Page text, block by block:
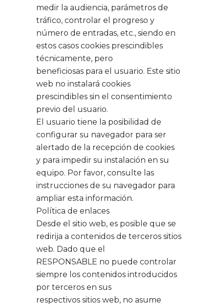
medir la audiencia, parámetros de
tráfico, controlar el progreso y
número de entradas, etc., siendo en
estos casos cookies prescindibles
técnicamente, pero
beneficiosas para el usuario. Este sitio
web no instalará cookies
prescindibles sin el consentimiento
previo del usuario.
El usuario tiene la posibilidad de
configurar su navegador para ser
alertado de la recepción de cookies
y para impedir su instalación en su
equipo. Por favor, consulte las
instrucciones de su navegador para
ampliar esta información.
Política de enlaces
Desde el sitio web, es posible que se
redirija a contenidos de terceros sitios
web. Dado que el
RESPONSABLE no puede controlar
siempre los contenidos introducidos
por terceros en sus
respectivos sitios web, no asume